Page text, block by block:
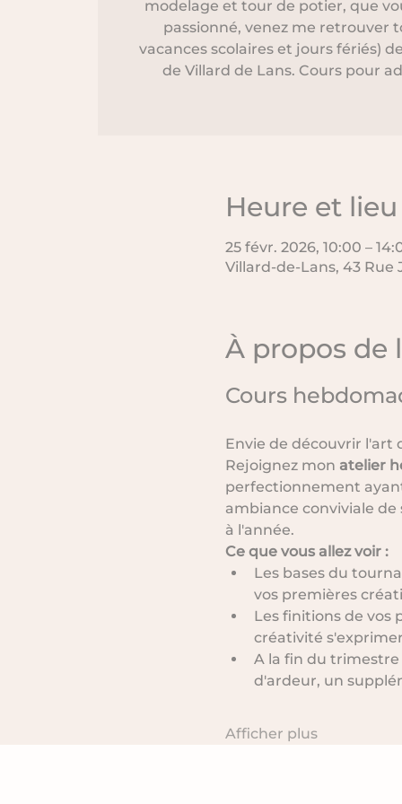
modelage et tour de potier, que
passionné, venez me retrouver
vacances scolaires et jours fériés)
de Villard de Lans. Cours pour
Heure et lieu
25 févr. 2026, 10:00 –
Villard-de-Lans, 43 Rue
À propos de
Cours
Envie de découvrir l'art
Rejoignez mon atelier
perfectionnement
ambiance conviviale
à l'année.
Ce que vous allez voir :
Les bases du
vos premières
Les finitions de vos
créativité
A la fin du trimestre
d'ardeur, un
Afficher plus